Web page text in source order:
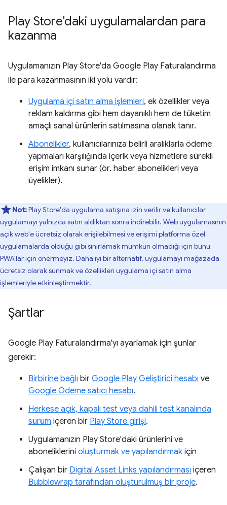
Play Store'daki uygulamalardan para
kazanma
Uygulamanızın Play Store'da Google Play Faturalandırma
ile para kazanmasının iki yolu vardır:
Uygulama içi satın alma işlemleri, ek özellikler veya
reklam kaldırma gibi hem dayanıklı hem de tüketim
amaçlı sanal ürünlerin satılmasına olanak tanır.
Abonelikler, kullanıcılarınıza belirli aralıklarla ödeme
yapmaları karşılığında içerik veya hizmetlere sürekli
erişim imkanı sunar (ör. haber abonelikleri veya
üyelikler).
Not:Play Store'da uygulama satışına izin verilir ve kullanıcılar
uygulamayı yalnızca satın aldıktan sonra indirebilir. Web uygulamasının
açık web'e ücretsiz olarak erişilebilmesi ve erişimi platforma özel
uygulamalarda olduğu gibi sınırlamak mümkün olmadığı için bunu
PWA'lar için önermeyiz. Daha iyi bir alternatif, uygulamayı mağazada
ücretsiz olarak sunmak ve özellikleri uygulama içi satın alma
işlemleriyle etkinleştirmektir.
Şartlar
Google Play Faturalandırma'yı ayarlamak için şunlar
gerekir:
Birbirine bağlı bir Google Play Geliştirici hesabı ve
Google Ödeme satıcı hesabı.
Herkese açık, kapalı test veya dahili test kanalında
sürüm içeren bir Play Store girişi.
Uygulamanızın Play Store'daki ürünlerini ve
aboneliklerini oluşturmak ve yapılandırmak için
Çalışan bir Digital Asset Links yapılandırması içeren
Bubblewrap tarafından oluşturulmuş bir proje.